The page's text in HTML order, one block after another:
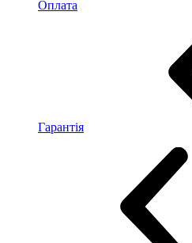
Оплата
Гарантія